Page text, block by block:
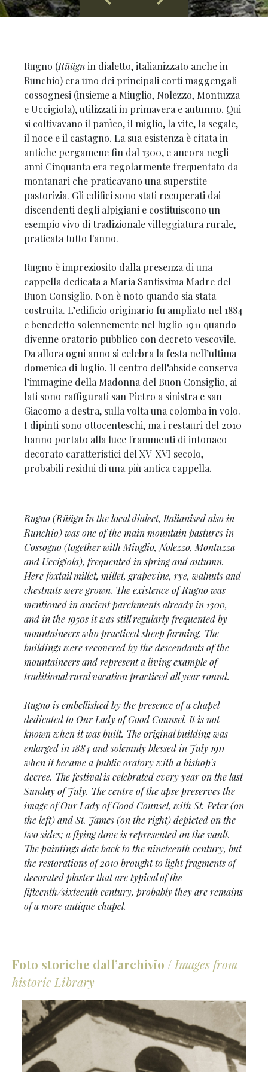
Rugno (Rüügnin dialetto, italianizzato anche in
Runchio) era uno dei principali corti maggengali
cossognesi (insieme a Miuglio, Nolezzo, Montuzza
e Uccigiola), utilizzati in primavera e autunno. Qui
si coltivavano il panìco, il miglio, la vite, la segale,
il noce e il castagno. La sua esistenza è citata in
antiche pergamene fin dal 1300, e ancora negli
anni Cinquanta era regolarmente frequentato da
montanari che praticavano una superstite
pastorizia. Gli edifici sono stati recuperati dai
discendenti degli alpigiani e costituiscono un
esempio vivo di tradizionale villeggiatura rurale,
praticata tutto l'anno.
Rugno è impreziosito dalla presenza di una
cappella dedicata a Maria Santissima Madre del
Buon Consiglio. Non è noto quando sia stata
costruita. L’edificio originario fu ampliato nel 1884
e benedetto solennemente nel luglio 1911 quando
divenne oratorio pubblico con decreto vescovile.
Da allora ogni anno si celebra la festa nell’ultima
domenica di luglio. Il centro dell’abside conserva
l’immagine della Madonna del Buon Consiglio, ai
lati sono raffigurati san Pietro a sinistra e san
Giacomo a destra, sulla volta una colomba in volo.
I dipinti sono ottocenteschi, ma i restauri del 2010
hanno portato alla luce frammenti di intonaco
decorato caratteristici del XV-XVI secolo,
probabili residui di una più antica cappella.
Rugno (Rüügnin the local dialect, Italianised also in
Runchio) was one of the main mountain pastures in
Cossogno (together with Miuglio, Nolezzo, Montuzza
and Uccigiola), frequented in spring and autumn.
Here foxtail millet, millet, grapevine, rye, walnuts and
chestnuts were grown. The existence of Rugno was
mentioned in ancient parchments already in 1300,
and in the 1950s it was still regularly frequented by
mountaineers who practiced sheep farming. The
buildings were recovered by the descendants of the
mountaineers and represent a living example of
traditional rural vacation practiced all year round.
Rugno is embellished by the presence of a chapel
dedicated to Our Lady of Good Counsel. It is not
known when it was built. The original building was
enlarged in 1884 and solemnly blessed in July 1911
when it became a public oratory with a bishop's
decree. The festival is celebrated every year on the last
Sunday of July. The centre of the apse preserves the
image of Our Lady of Good Counsel, with St. Peter (on
the left) and St. James (on the right) depicted on the
two sides; a flying dove is represented on the vault.
The paintings date back to the nineteenth century, but
the restorations of 2010 brought to light fragments of
decorated plaster that are typical of the
fifteenth/sixteenth century, probably they are remains
of a more antique chapel.
Foto storiche dall’archivio / Images from
historic Library